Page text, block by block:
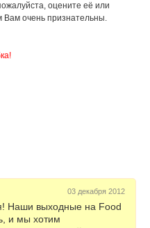
оцените её или
Вам очень признательны.
03 декабря 2012
Наши выходные на Food
и мы хотим